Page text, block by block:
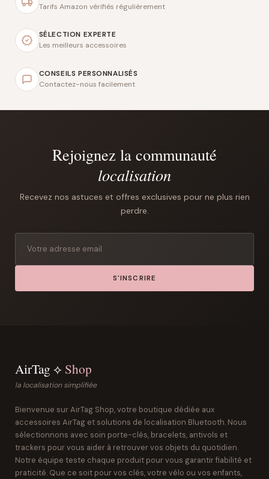
Tarifs Amazon vérifiés régulièrement
SÉLECTION EXPERTE
Les meilleurs accessoires
CONSEILS PERSONNALISÉS
Contactez-nous facilement
Rejoignez la communauté
localisation
Recevez nos astuces et offres exclusives pour ne plus rien
perdre.
S'INSCRIRE
AirTag ⟡ Shop
la localisation simplifiée
Bienvenue sur AirTag Shop, votre boutique dédiée aux
accessoires AirTag et solutions de localisation Bluetooth. Nous
sélectionnons avec soin porte-clés, bracelets, antivols et
trackers pour vous aider à retrouver vos objets du quotidien.
Notre équipe teste chaque produit pour vous garantir fiabilité et
praticité. Que ce soit pour vos clés, votre vélo ou vos enfants,